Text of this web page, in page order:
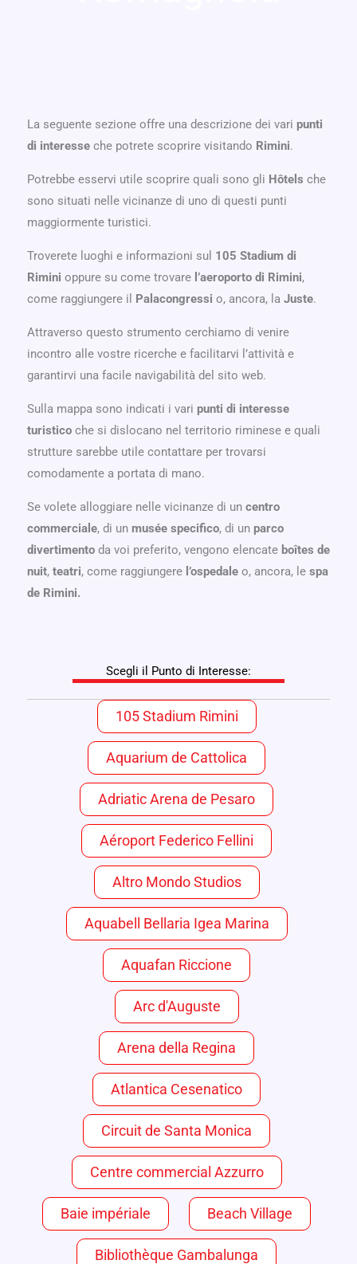
La seguente sezione offre una descrizione dei vari punti
di interesse che potrete scoprire visitando Rimini.
Potrebbe esservi utile scoprire quali sono gli Hôtels che
sono situati nelle vicinanze di uno di questi punti
maggiormente turistici.
Troverete luoghi e informazioni sul 105 Stadium di
Rimini oppure su come trovare l’aeroporto di Rimini,
come raggiungere il Palacongressi o, ancora, la Juste.
Attraverso questo strumento cerchiamo di venire
incontro alle vostre ricerche e facilitarvi l’attività e
garantirvi una facile navigabilità del sito web.
Sulla mappa sono indicati i vari punti di interesse
turistico che si dislocano nel territorio riminese e quali
strutture sarebbe utile contattare per trovarsi
comodamente a portata di mano.
Se volete alloggiare nelle vicinanze di un centro
commerciale, di un musée specifico, di un parco
divertimento da voi preferito, vengono elencate boîtes de
nuit, teatri, come raggiungere l’ospedale o, ancora, le spa
de Rimini.
Scegli il Punto di Interesse:
105 Stadium Rimini
Aquarium de Cattolica
Adriatic Arena de Pesaro
Aéroport Federico Fellini
Altro Mondo Studios
Aquabell Bellaria Igea Marina
Aquafan Riccione
Arc d'Auguste
Arena della Regina
Atlantica Cesenatico
Circuit de Santa Monica
Centre commercial Azzurro
Baie impériale Beach Village
Bibliothèque Gambalunga